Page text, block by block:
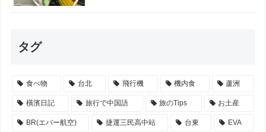
タグ
食べ物 台北 飛行機 機内食 蘆洲
橫濱日記 旅行で中国語 旅のTips お土産
BR(エバー航空) 捷運三民高中站 台東 EVA